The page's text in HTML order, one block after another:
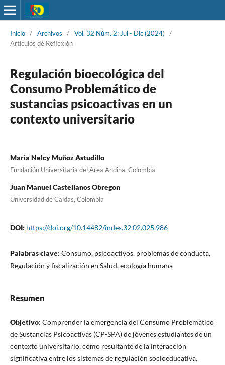
Inicio / Archivos / Vol. 32 Núm. 2: Jul - Dic (2024)
/
Articulos de Reflexión
Regulación bioecológica del
Consumo Problemático de
sustancias psicoactivas en un
contexto universitario
Maria Nelcy Muñoz Astudillo
Fundación Universitaria del Area Andina, Colombia
Juan Manuel Castellanos Obregon
Universidad de Caldas, Colombia
DOI: https://doi.org/10.14482/indes.32.02.025.986
Palabras clave: Consumo, psicoactivos, problemas de conducta,
Regulación y fiscalización en Salud, ecología humana
Resumen
Objetivo: Comprender la emergencia del Consumo Problemático
de Sustancias Psicoactivas (CP-SPA) de jóvenes estudiantes de un
contexto universitario, como resultante de la interacción
significativa entre los sistemas de regulación socioeducativa,